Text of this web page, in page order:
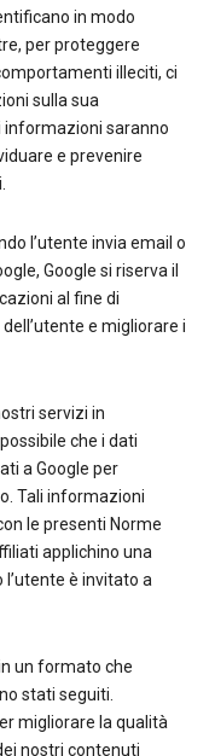
in modo
per proteggere
illeciti, ci
sulla sua
informazioni saranno
e prevenire
l’utente invia email o
Google si riserva il
al fine di
e migliorare i
servizi in
che i dati
a Google per
Tali informazioni
le presenti Norme
applichino una
è invitato a
un formato che
stati seguiti.
migliorare la qualità
nostri contenuti